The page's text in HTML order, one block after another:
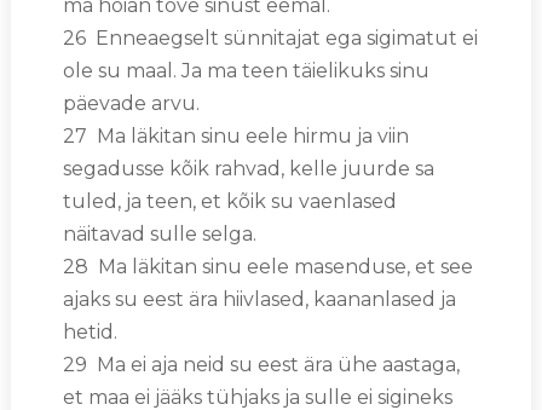
ma hoian tõve sinust eemal.
26 Enneaegselt sünnitajat ega sigimatut ei
ole su maal. Ja ma teen täielikuks sinu
päevade arvu.
27 Ma läkitan sinu eele hirmu ja viin
segadusse kõik rahvad, kelle juurde sa
tuled, ja teen, et kõik su vaenlased
näitavad sulle selga.
28 Ma läkitan sinu eele masenduse, et see
ajaks su eest ära hiivlased, kaananlased ja
hetid.
29 Ma ei aja neid su eest ära ühe aastaga,
et maa ei jääks tühjaks ja sulle ei sigineks